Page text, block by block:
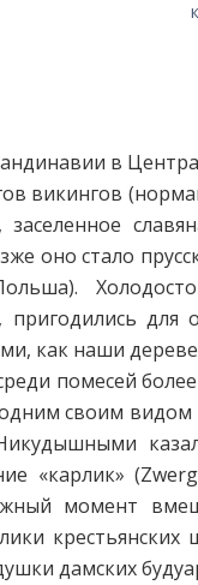
в
викингов
оно стало
пригодились для
как наши
помесей
своим видом
«карлик»
момент
крестьянских
дамских